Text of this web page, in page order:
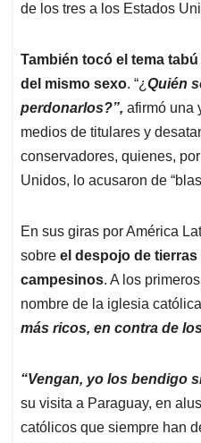
de los tres a los Estados
También tocó el tema
del mismo sexo. “¿ Quién
perdonarlos?”, afirmó una
medios de titulares y
conservadores, quienes,
Unidos, lo acusaron de
En sus giras por América
sobre el despojo de
campesinos. A los
nombre de la iglesia
más ricos, en contra de
“Vengan, yo los bendigo
su visita a Paraguay, en
católicos que siempre han